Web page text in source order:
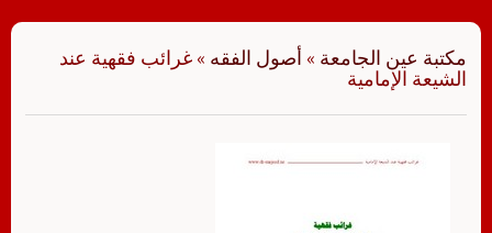
مكتبة عين الجامعة » أصول الفقه » غرائب فقهية عند
الشيعة الإمامية